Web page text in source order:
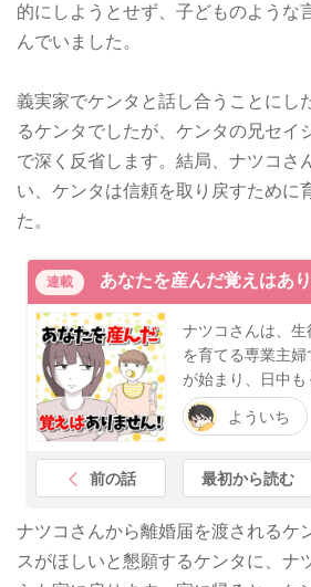
的にしようとせず、子どものような
んでいました。
義実家でケンタと話し合うことにし
るケンタでしたが、ケンタの兄セイ
で深く反省します。結局、ナツコさ
い、ケンタは信頼を取り戻すために
た。
連載 あなたを産んだ覚えはあ
ナツコさんは、
を育てる専業主
が始まり、日中
よういち
前の話 最初から読む
ナツコさんから離婚届を渡されるケ
スがほしいと懇願するケンタに、ナ